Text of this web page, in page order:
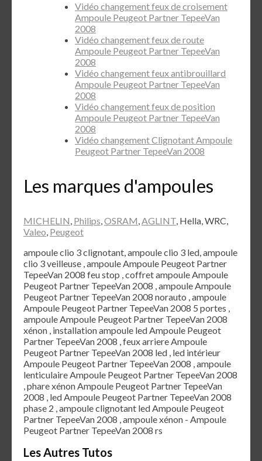
Vidéo changement feux de croisement
Ampoule Peugeot Partner TepeeVan
2008
Vidéo changement feux de route
Ampoule Peugeot Partner TepeeVan
2008
Vidéo changement feux antibrouillard
Ampoule Peugeot Partner TepeeVan
2008
Vidéo changement feux de position
Ampoule Peugeot Partner TepeeVan
2008
Vidéo changement Clignotant Ampoule
Peugeot Partner TepeeVan 2008
Les marques d'ampoules
MICHELIN, Philips,OSRAM,AGLINT, Hella, WRC,
Valeo, Peugeot
ampoule clio 3 clignotant, ampoule clio 3 led, ampoule
clio 3 veilleuse , ampoule Ampoule Peugeot Partner
TepeeVan 2008 feu stop , coffret ampoule Ampoule
Peugeot Partner TepeeVan 2008 , ampoule Ampoule
Peugeot Partner TepeeVan 2008 norauto , ampoule
Ampoule Peugeot Partner TepeeVan 2008 5 portes ,
ampoule Ampoule Peugeot Partner TepeeVan 2008
xénon , installation ampoule led Ampoule Peugeot
Partner TepeeVan 2008 , feux arriere Ampoule
Peugeot Partner TepeeVan 2008 led , led intérieur
Ampoule Peugeot Partner TepeeVan 2008 , ampoule
lenticulaire Ampoule Peugeot Partner TepeeVan 2008
, phare xénon Ampoule Peugeot Partner TepeeVan
2008 , led Ampoule Peugeot Partner TepeeVan 2008
phase 2 , ampoule clignotant led Ampoule Peugeot
Partner TepeeVan 2008 , ampoule xénon - Ampoule
Peugeot Partner TepeeVan 2008 rs
Les Autres Tutos